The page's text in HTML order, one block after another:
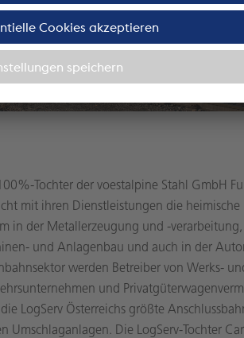
Tochter der voestalpine Stahl GmbH
mit ihren Dienstleistungen die heimische
in der Metallerzeugung und -
und Anlagenbau und auch in der
werden Betreiber von Werks-
und
LogServ Österreichs größte
Die LogServ-Tochter